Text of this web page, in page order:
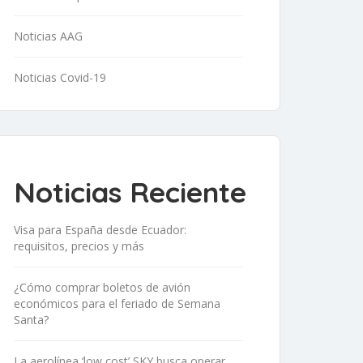
Noticias AAG
Noticias Covid-19
Noticias Reciente
Visa para España desde Ecuador:
requisitos, precios y más
¿Cómo comprar boletos de avión
económicos para el feriado de Semana
Santa?